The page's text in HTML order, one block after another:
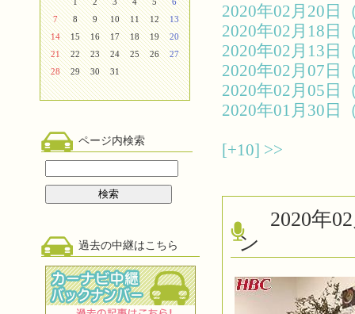
7
8 9 10 11 12
13
14
15 16 17 18 19
20
21
22 23 24 25 26
27
28
29 30 31
ページ内検索
過去の中継はこちら
2020年02月20
2020年02月18
2020年02月13
2020年02月07
2020年02月05
2020年01月30
[+10] >>
2020年
ン